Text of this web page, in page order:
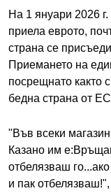
На 1 януари 2026
приела еврото,
страна се
Приемането на
посрещнато както
бедна страна от
"Във всеки
Казано им
отбелязваш
и пак